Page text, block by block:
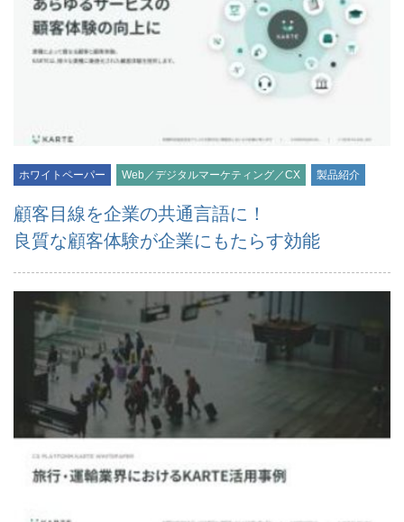
ホワイトペーパー Web／デジタルマーケティング／CX 製品紹介
顧客目線を企業の共通言語に！
良質な顧客体験が企業にもたらす効能